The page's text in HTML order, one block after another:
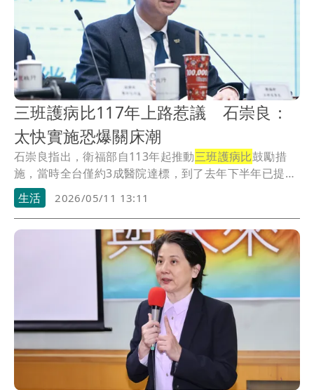
三班護病比117年上路惹議 石崇良：
太快實施恐爆關床潮
石崇良指出，衛福部自113年起推動三班護病比鼓勵措
施，當時全台僅約3成醫院達標，到了去年下半年已提
升...
生活 2026/05/11 13:11